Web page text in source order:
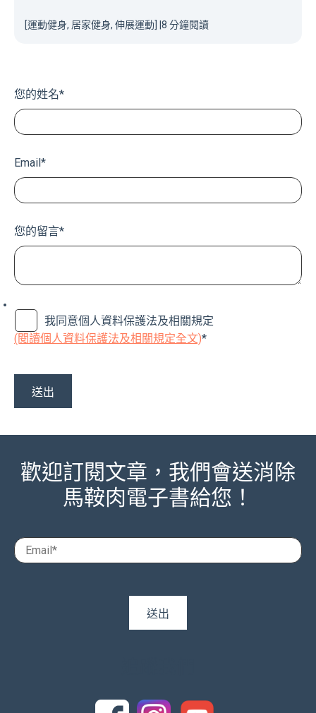
[運動健身, 居家健身, 伸展運動] 8 分鐘閱讀
您的姓名*
Email *
您的留言*
我同意個人資料保護法及相關規定
(閱讀個人資料保護法及相關規定全文)*
歡迎訂閱文章，我們會送消除
馬鞍肉電子書給您！